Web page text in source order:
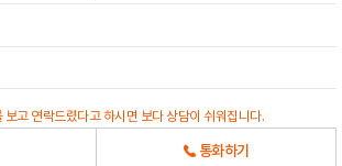
보고 연락드렸다고 하시면 보다 상담이 쉬워집니다.
통화하기